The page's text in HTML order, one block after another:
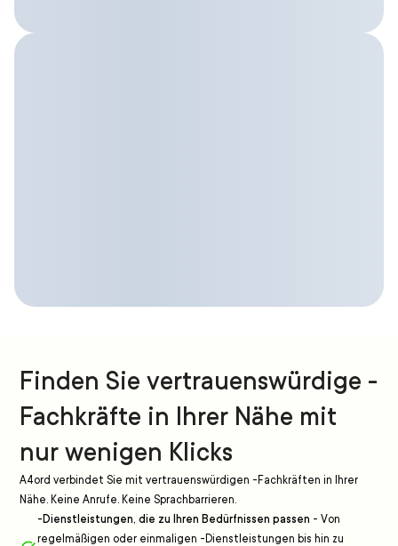
Finden Sie vertrauenswürdige -
Fachkräfte in Ihrer Nähe mit
nur wenigen Klicks
A4ord verbindet Sie mit vertrauenswürdigen -Fachkräften in Ihrer
Nähe. Keine Anrufe. Keine Sprachbarrieren.
-Dienstleistungen, die zu Ihren Bedürfnissen passen - Von
regelmäßigen oder einmaligen -Dienstleistungen bis hin zu